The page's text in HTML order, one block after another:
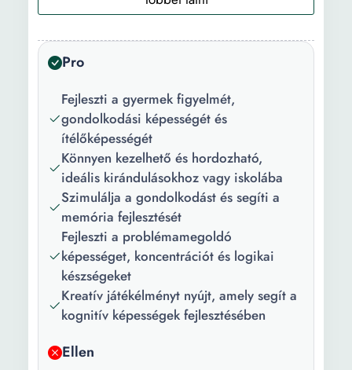
Funkciók:
Óvatos Logikai játék
Fejlesztett készségek:
kreativitás, szem-kéz
koordináció, ügyesség és
figyelem
Fejleszthető
képességek:
Számítási készségek
Kombinációs készség
Kognitív képességek
Matematikai készségek
Szocializáció, Figyelem,
Gondolkodás, Memória
Koncentráció, kreativitás,
Pro
Fejleszti a gyermek figyelmét,
gondolkodási képességét és
ítélőképességét
Könnyen kezelhető és hordozható,
ideális kirándulásokhoz vagy iskolába
Szimulálja a gondolkodást és segíti a
memória fejlesztését
Fejleszti a problémamegoldó
képességet, koncentrációt és logikai
készségeket
Kreatív játékélményt nyújt, amely segít a
kognitív képességek fejlesztésében
Ellen